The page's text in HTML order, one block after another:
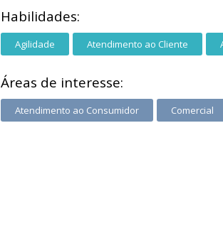
Habilidades:
Agilidade Atendimento ao Cliente
Áreas de interesse:
Atendimento ao Consumidor Comercial